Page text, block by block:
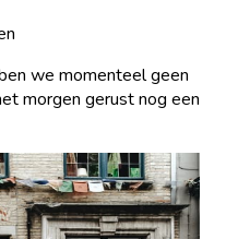
we momenteel geen
morgen gerust nog een